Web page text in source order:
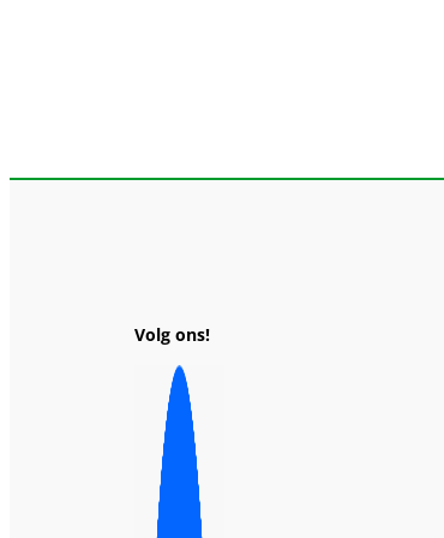
Volg ons!